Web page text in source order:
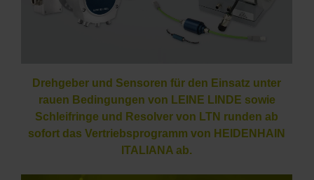
Drehgeber und Sensoren für den Einsatz unter
rauen Bedingungen von LEINE LINDE sowie
Schleifringe und Resolver von LTN runden ab
sofort das Vertriebsprogramm von HEIDENHAIN
ITALIANA ab.